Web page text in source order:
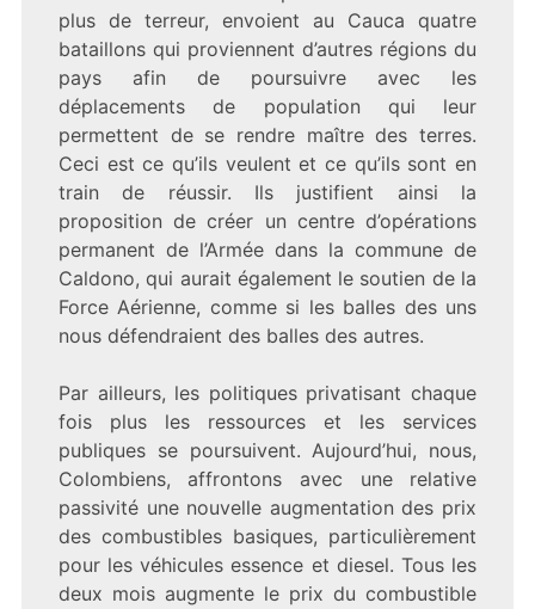
plus de terreur, envoient au Cauca quatre
bataillons qui proviennent d’autres régions du
pays afin de poursuivre avec les
déplacements de population qui leur
permettent de se rendre maître des terres.
Ceci est ce qu’ils veulent et ce qu’ils sont en
train de réussir. Ils justifient ainsi la
proposition de créer un centre d’opérations
permanent de l’Armée dans la commune de
Caldono, qui aurait également le soutien de la
Force Aérienne, comme si les balles des uns
nous défendraient des balles des autres.
Par ailleurs, les politiques privatisant chaque
fois plus les ressources et les services
publiques se poursuivent. Aujourd’hui, nous,
Colombiens, affrontons avec une relative
passivité une nouvelle augmentation des prix
des combustibles basiques, particulièrement
pour les véhicules essence et diesel. Tous les
deux mois augmente le prix du combustible